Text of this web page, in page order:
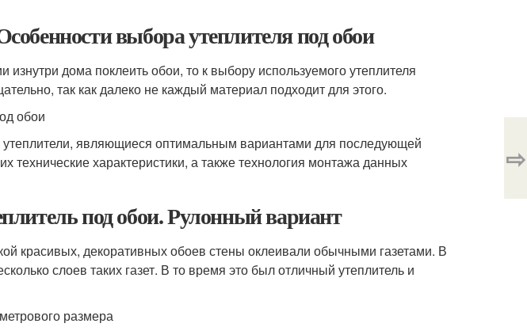
выбора утеплителя под обои
изнутри дома поклеить обои, то к выбору используемого утеплителя
так как далеко не каждый материал подходит для этого.
обои
утеплители, являющиеся оптимальным вариантами для последующей
технические характеристики, а также технология монтажа данных
под обои. Рулонный вариант
красивых, декоративных обоев стены оклеивали обычными газетами. В
слоев таких газет. В то время это был отличный утеплитель и
размера
⇨